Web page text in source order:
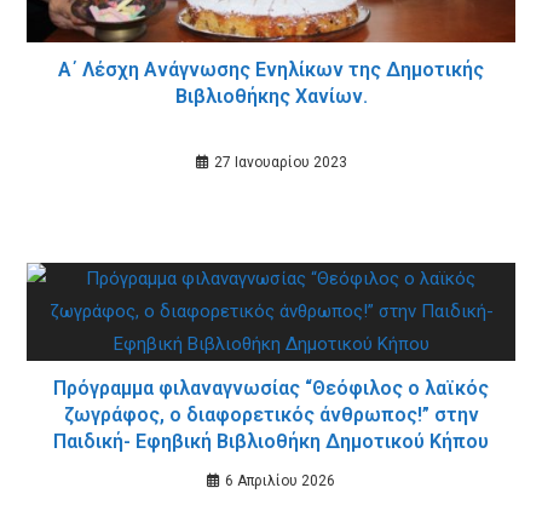
Α΄ Λέσχη Ανάγνωσης Ενηλίκων της Δημοτικής
Βιβλιοθήκης Χανίων.
27 Ιανουαρίου 2023
Πρόγραμμα φιλαναγνωσίας “Θεόφιλος ο λαϊκός
ζωγράφος, ο διαφορετικός άνθρωπος!” στην
Παιδική- Εφηβική Βιβλιοθήκη Δημοτικού Κήπου
6 Απριλίου 2026